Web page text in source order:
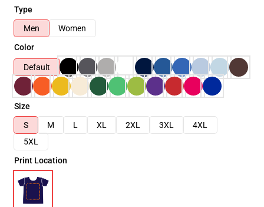
Type
Men
Women
Color
Default
Size
S
M L XL 2XL 3XL
4XL
5XL
Print Location